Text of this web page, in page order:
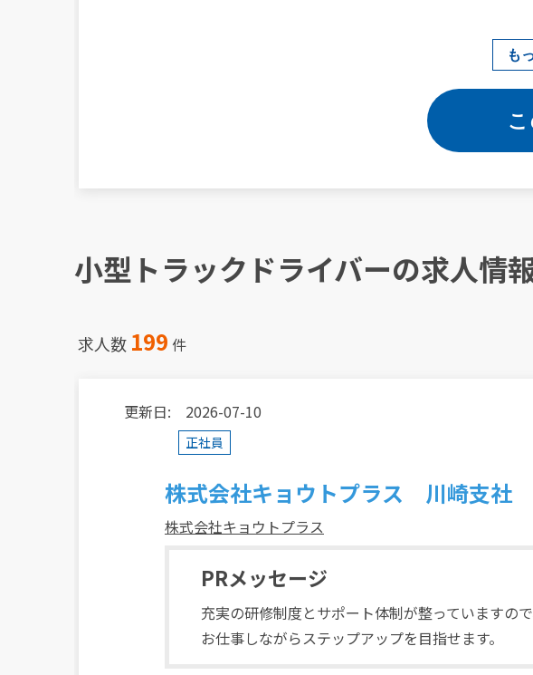
小型トラックドライバーの求人情
求人数 199 件
更新日: 2026-07-10
正社員
株式会社キョウトプラス 川崎支社
株式会社キョウトプラス
PRメッセージ
充実の研修制度とサポート体制が整っていますの
お仕事しながらステップアップを目指せます。